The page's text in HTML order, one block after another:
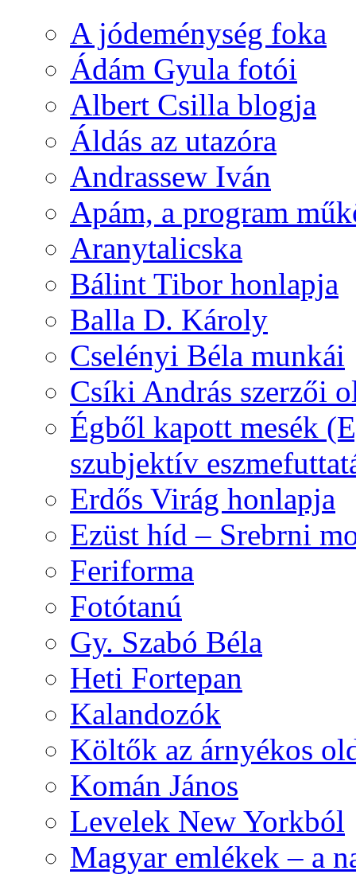
A jódeménység foka
Ádám Gyula fotói
Albert Csilla blogja
Áldás az utazóra
Andrassew Iván
Apám, a program
Aranytalicska
Bálint Tibor honlapja
Balla D. Károly
Cselényi Béla munkái
Csíki András szerzői
Égből kapott mesék
szubjektív
Erdős Virág honlapja
Ezüst híd – Srebrni
Feriforma
Fotótanú
Gy. Szabó Béla
Heti Fortepan
Kalandozók
Költők az árnyékos
Komán János
Levelek New Yorkból
Magyar emlékek – a